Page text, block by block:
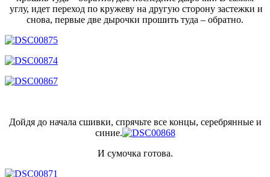
углу, идет переход по кружеву на другую сторону застежки и
снова, первые две дырочки прошить туда – обратно.
Дойдя до начала сшивки, спрячьте все концы, серебрянные и
синие.
И сумочка готова.